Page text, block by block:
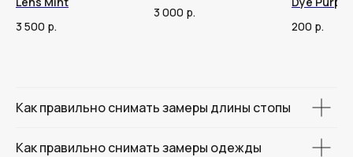
3 500 р.
3 000 р.
200 р.
Как правильно снимать замеры длины стопы
Как правильно снимать замеры одежды